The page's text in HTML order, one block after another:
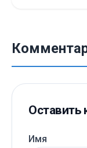
Оставить
Имя